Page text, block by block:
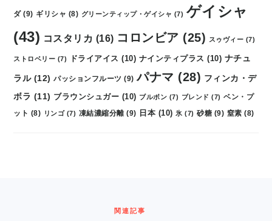
ダ(9) ギリシャ (8) グリーンティップ・ゲイシャ (7) ゲイシャ
(43) コスタリカ (16) コロンビア (25) スゥヴィー (7)
ストロベリー (7) ドライアイス (10) ナインティプラス (10) ナチュ
ラル(12) パッションフルーツ (9) パナマ (28) フィンカ・デ
ボラ (11) ブラウンシュガー (10) ブルボン (7) ブレンド (7) ベン・プ
ット (8) リンゴ(7) 凍結濃縮分離(9) 日本 (10) 氷 (7) 砂糖 (9) 窒素 (8)
関連記事